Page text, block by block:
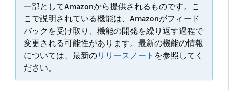
一部としてAmazonから提供されるものです。こ
こで説明されている機能は、Amazonがフィード
バックを受け取り、機能の開発を繰り返す過程で
変更される可能性があります。最新の機能の情報
については、最新のリリースノート を参照してく
ださい。